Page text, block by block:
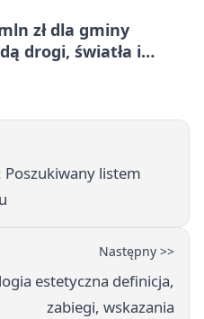
zł dla gminy
drogi, światła i
listem
Następny >>
estetyczna definicja,
zabiegi, wskazania